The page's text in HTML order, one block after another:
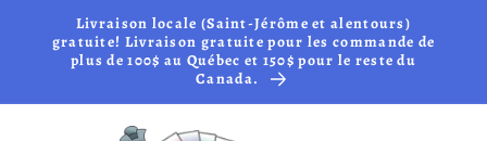
et passer
au
contenu
Livraison locale (Saint-Jérôme et alentours)
gratuite! Livraison gratuite pour les commande de
plus de 100$ au Québec et 150$ pour le reste du
Canada.